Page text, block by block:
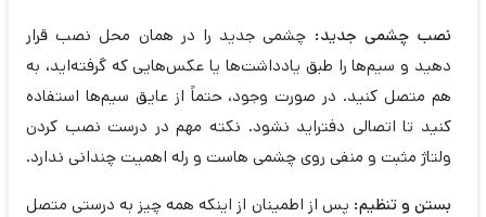
نصب چشمی جدید: چشمی جدید را در همان محل نصب قرار
دهید و سیم‌ها را طبق یادداشت‌ها یا عکس‌هایی که گرفته‌اید، به
هم متصل کنید. در صورت وجود، حتماً از عایق سیم‌ها استفاده
کنید تا اتصالی دفتراید نشود. نکته مهم در درست نصب کردن
ولتاژ مثبت و منفی روی چشمی هاست و رله اهمیت چندانی ندارد.
بستن و تنظیم: پس از اطمینان از اینکه همه چیز به درستی متصل